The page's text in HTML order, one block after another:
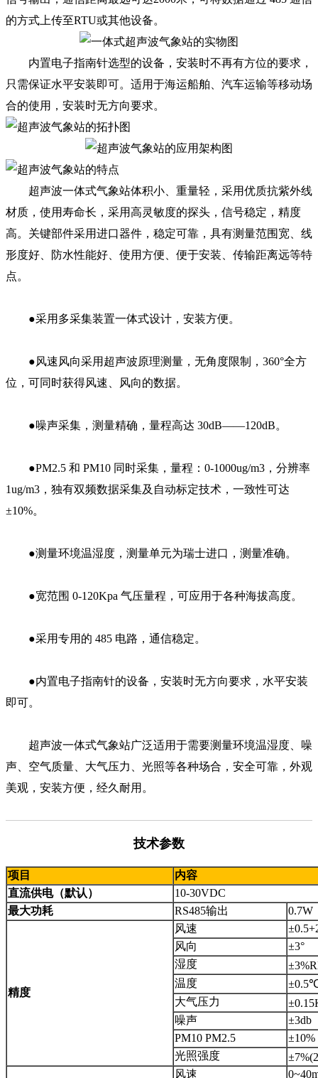
的方式上传至RTU或其他设备。
内置电子指南针选型的设备，安装时不再有方位的要求，
只需保证水平安装即可。适用于海运船舶、汽车运输等移动场
合的使用，安装时无方向要求。
超声波一体式气象站体积小、重量轻，采用优质抗紫外线
材质，使用寿命长，采用高灵敏度的探头，信号稳定，精度
高。关键部件采用进口器件，稳定可靠，具有测量范围宽、线
形度好、防水性能好、使用方便、便于安装、传输距离远等特
点。
●采用多采集装置一体式设计，安装方便。
●风速风向采用超声波原理测量，无角度限制，360°全方
位，可同时获得风速、风向的数据。
●噪声采集，测量精确，量程高达 30dB——120dB。
●PM2.5 和 PM10 同时采集，量程：0-1000ug/m3，分辨率
1ug/m3，独有双频数据采集及自动标定技术，一致性可达
±10%。
●测量环境温湿度，测量单元为瑞士进口，测量准确。
●宽范围 0-120Kpa 气压量程，可应用于各种海拔高度。
●采用专用的 485 电路，通信稳定。
●内置电子指南针的设备，安装时无方向要求，水平安装
即可。
超声波一体式气象站广泛适用于需要测量环境温湿度、噪
声、空气质量、大气压力、光照等各种场合，安全可靠，外观
美观，安装方便，经久耐用。
技术参数
项目
内容
直流供电（默认）
10-30VDC
最大功耗
RS485输出 0.7W
精度
风速
风向
±3°
湿度
温度
大气压力
噪声
±3db
PM10 PM2.5
光照强度
风速